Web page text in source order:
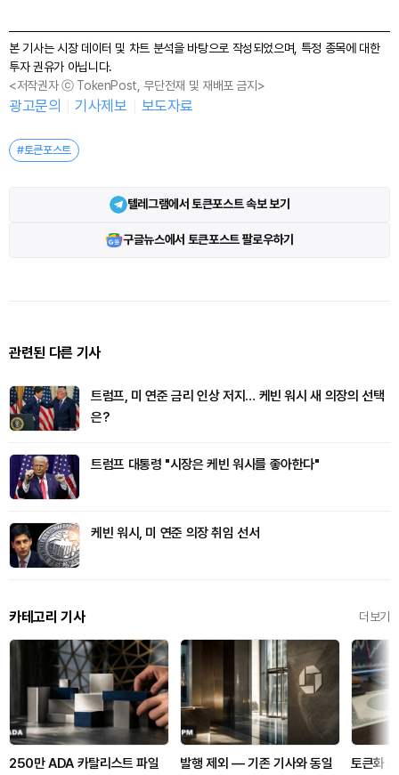
본 기사는 시장 데이터 및 차트 분석을 바탕으로 작성되었으며, 특정 종목에 대한
투자 권유가 아닙니다.
<저작권자 ⓒ TokenPost, 무단전재 및 재배포 금지>
광고문의 기사제보 보도자료
#토큰포스트
텔레그램에서 토큰포스트 속보 보기
구글뉴스에서 토큰포스트 팔로우하기
관련된 다른 기사
트럼프, 미 연준 금리 인상 저지… 케빈 워시 새 의장의 선택
은?
트럼프 대통령 "시장은 케빈 워시를 좋아한다"
케빈 워시, 미 연준 의장 취임 선서
카테고리 기사 더보기
250만 ADA 카탈리스트 파일
발행 제외 — 기존 기사와 동일
토큰화